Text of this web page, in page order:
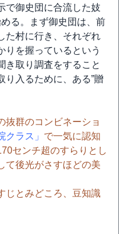
で御史団に合流した妓
る。まず御史団は、前
た村に行き、それぞれ
りを握っているという
き取り調査をすること
り入るために、ある”贈
抜群のコンビネーショ
クラス」 で一気に認知
センチ超のすらりとし
て後光がさすほどの美
じとみどころ、豆知識